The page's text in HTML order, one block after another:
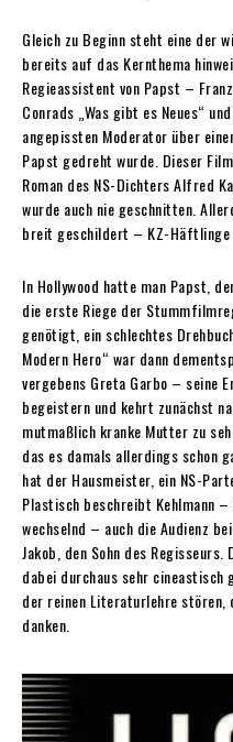
Gleich zu Beginn steht eine der
bereits auf das Kernthema
Regieassistent von Papst –
Conrads „Was gibt es Neues“
angepissten Moderator über
Papst gedreht wurde. Dieser
Roman des NS-Dichters Alfred
wurde auch nie geschnitten.
breit geschildert – KZ-Häftlinge
In Hollywood hatte man Papst,
die erste Riege der
genötigt, ein schlechtes
Modern Hero“ war dann
vergebens Greta Garbo – seine
begeistern und kehrt zunächst
mutmaßlich kranke Mutter zu
das es damals allerdings schon
hat der Hausmeister, ein NS-
Plastisch beschreibt Kehlmann
wechselnd – auch die Audienz
Jakob, den Sohn des
dabei durchaus sehr cineastisch
der reinen Literaturlehre stören,
danken.